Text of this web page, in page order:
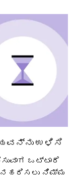
ಉಳಿಸಿ
ಒಟ್ಟಾರೆ
ನಿಮ್ಮ